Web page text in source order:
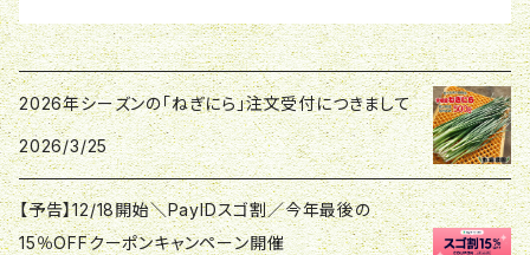
2026年シーズンの「ねぎにら」注文受付につきまして
2026/3/25
【予告】12/18開始＼PayIDスゴ割／今年最後の
15％OFFクーポンキャンペーン開催